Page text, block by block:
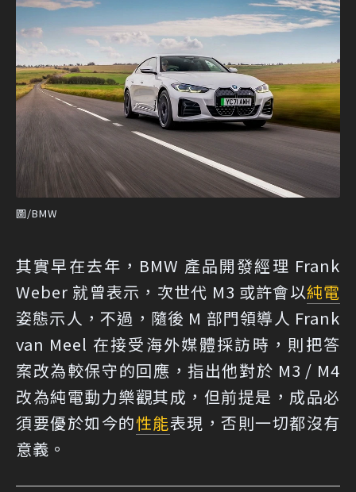
圖/BMW
其實早在去年，BMW 產品開發經理 Frank
Weber 就曾表示，次世代 M3 或許會以純電
姿態示人，不過，隨後 M 部門領導人 Frank
van Meel 在接受海外媒體採訪時，則把答
案改為較保守的回應，指出他對於 M3 / M4
改為純電動力樂觀其成，但前提是，成品必
須要優於如今的性能表現，否則一切都沒有
意義。